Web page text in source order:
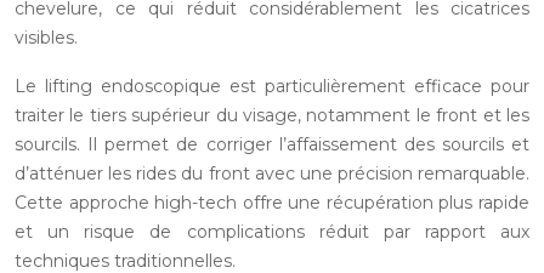
chevelure, ce qui réduit considérablement les cicatrices
visibles.
Le lifting endoscopique est particulièrement efficace pour
traiter le tiers supérieur du visage, notamment le front et les
sourcils. Il permet de corriger l’affaissement des sourcils et
d’atténuer les rides du front avec une précision remarquable.
Cette approche high-tech offre une récupération plus rapide
et un risque de complications réduit par rapport aux
techniques traditionnelles.